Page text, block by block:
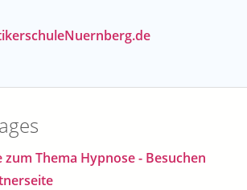
zum Thema Hypnose - Besuchen